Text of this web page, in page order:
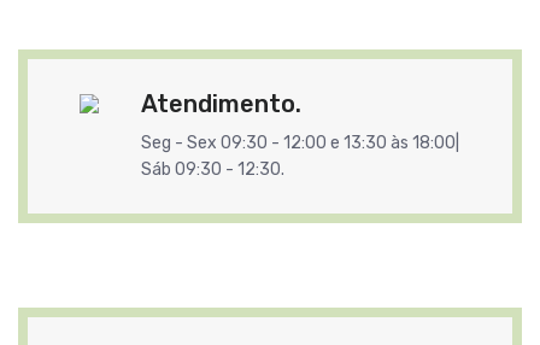
Atendimento.
Seg - Sex 09:30 - 12:00 e 13:30 às 18:00|
Sáb 09:30 - 12:30.